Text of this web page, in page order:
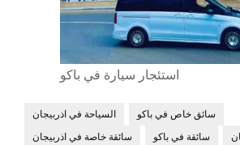
استئجار سيارة في باكو
السياحة في اذربيجان
سائق خاص في باكو
سائقة خاصة في اذربيجان
سائقة في باكو